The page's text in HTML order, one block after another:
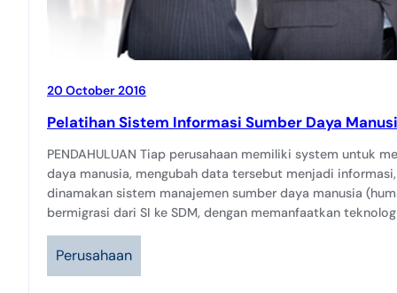
20 October 2016
Pelatihan Sistem Informasi Sumber Daya
PENDAHULUAN Tiap perusahaan memiliki system untuk
daya manusia, mengubah data tersebut menjadi
dinamakan sistem manajemen sumber daya manusia
bermigrasi dari SI ke SDM, dengan memanfaatkan
Perusahaan